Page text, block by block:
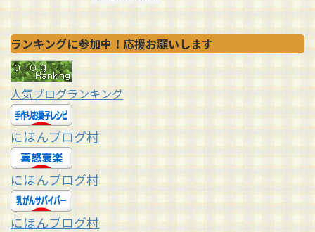
ランキングに参加中！応援お願いします
人気ブログランキング
にほんブログ村
にほんブログ村
にほんブログ村